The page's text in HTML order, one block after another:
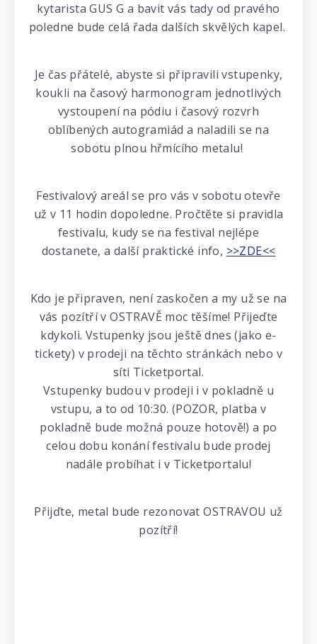
kytarista GUS G a bavit vás tady od pravého
poledne bude celá řada dalších skvělých kapel.
Je čas přátelé, abyste si připravili vstupenky,
koukli na časový harmonogram jednotlivých
vystoupení na pódiu i časový rozvrh
oblíbených autogramiád a naladili se na
sobotu plnou hřmícího metalu!
Festivalový areál se pro vás v sobotu otevře
už v 11 hodin dopoledne. Pročtěte si pravidla
festivalu, kudy se na festival nejlépe
dostanete, a další praktické info, >>ZDE<<
Kdo je připraven, není zaskočen a my už se na
vás pozítří v OSTRAVĚ moc těšíme! Přijeďte
kdykoli. Vstupenky jsou ještě dnes (jako e-
tickety) v prodeji na těchto stránkách nebo v
síti Ticketportal.
Vstupenky budou v prodeji i v pokladně u
vstupu, a to od 10:30. (POZOR, platba v
pokladně bude možná pouze hotově!) a po
celou dobu konání festivalu bude prodej
nadále probíhat i v Ticketportalu!
Přijďte, metal bude rezonovat OSTRAVOU už
pozítří!